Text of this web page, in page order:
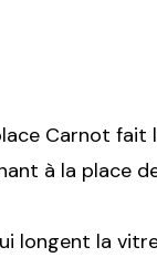
Carnot fait
à la place
longent la